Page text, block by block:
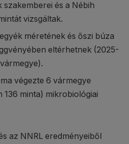
és a Nébih
vizsgáltak.
méretének és őszi búza
eltérhetnek (2025-
végezte 6 vármegye
136 minta) mikrobiológiai
az NNRL eredményeiből